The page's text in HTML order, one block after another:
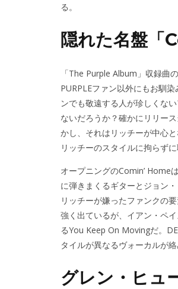
る。
隠れた名盤
「The Purple Album」収録曲
PURPLEファン以外にもお馴
ンでも敬遠する人が珍しくな
ないだろうか？確かにリリー
かし、それはリッチーが中心
リッチーのスタイルに拘らず
オープニングのComin’ Home
に弾きまくるギターとジョン
リッチーが嫌ったファンクの
強く出ているが、イアン・ペ
るYou Keep On Movingだ。
タイルが異なるヴォーカルが
グレン・ヒュ